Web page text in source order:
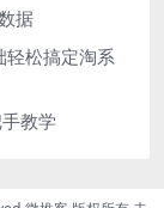
据
松搞定淘系
教学